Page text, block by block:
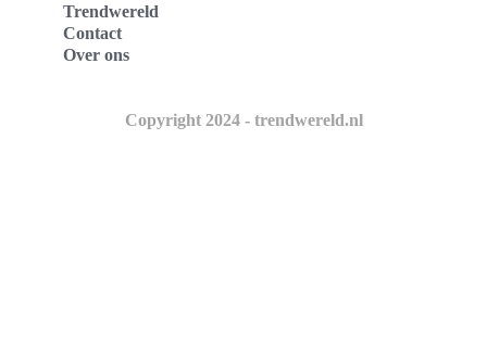
Trendwereld
Contact
Over ons
Copyright 2024 - trendwereld.nl